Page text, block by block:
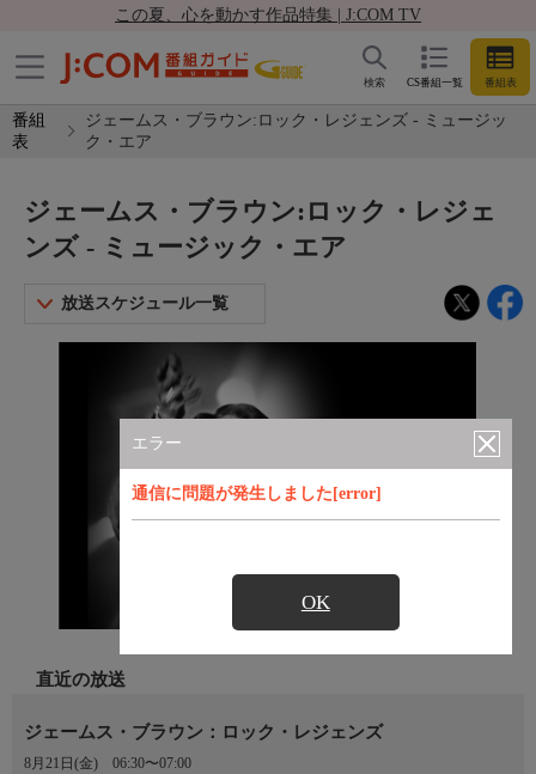
この夏、心を動かす作品特集 | J:COM TV
CS番組一覧 番組表
検索
番組
表
ジェームス・ブラウン:ロック・レジェンズ - ミュージッ
ク・エア
エラー
通信に問題が発生しました[error]
OK
ジェームス・ブラウン:ロック・レジェ
ンズ - ミュージック・エア
放送スケジュール一覧
直近の放送
ジェームス・ブラウン：ロック・レジェンズ
8月21日(金) 06:30〜07:00